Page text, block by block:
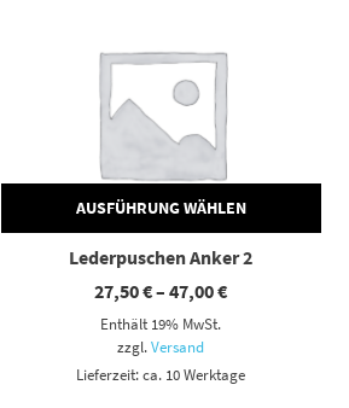
AUSFÜHRUNG WÄHLEN
Lederpuschen Anker 2
27,50€–47,00€Preisspanne:
Enthält 19% MwSt.
zzgl.Versand
Lieferzeit: ca. 10 Werktage